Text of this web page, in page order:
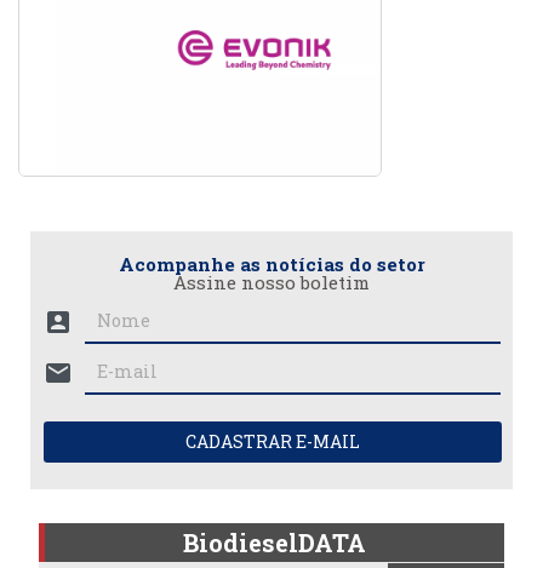
Acompanhe as notícias do setor
Assine nosso boletim
account_box
mail
CADASTRAR E-MAIL
BiodieselDATA